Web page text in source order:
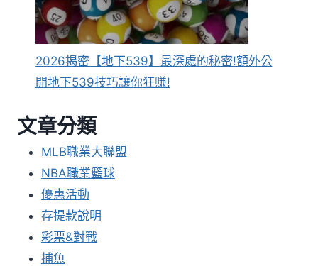
2026揭密【地下539】最深處的秘密!額外公
開地下539技巧讓你狂賺!
文章分類
MLB職業大聯盟
NBA職業籃球
優惠活動
存提款說明
彩票&對戰
捕魚